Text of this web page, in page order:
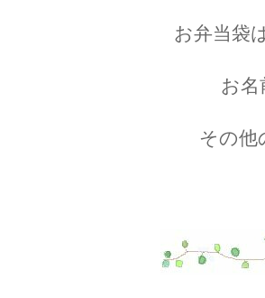
お弁当袋
お名
その他